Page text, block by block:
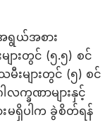
ရွယ်အစား
ားတွင် (၅.၅) စင်
းများတွင် (၅) စင်
လက္ခဏာများနှင့်
မရှိပါက ခွဲစိတ်ရန်